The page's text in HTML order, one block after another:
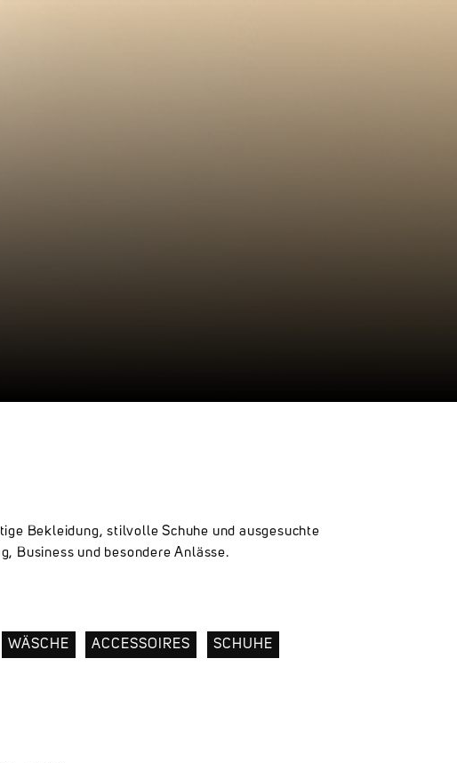
Bekleidung, stilvolle Schuhe und ausgesuchte
Business und besondere Anlässe.
WÄSCHE ACCESSOIRES SCHUHE